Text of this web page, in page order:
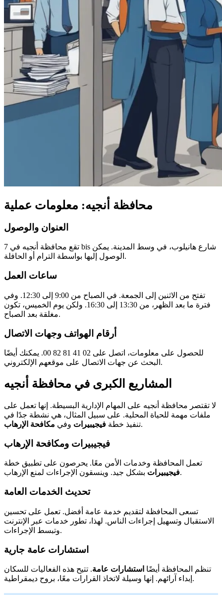
محافظة أنجيه: معلومات عملية
العنوان والوصول
تقع محافظة أنجيه في 7 bis شارع هانيلوب، في وسط المدينة. يمكن
الوصول إليها بواسطة الترام أو الحافلة.
ساعات العمل
تفتح من الاثنين إلى الجمعة. في الصباح من 9:00 إلى 12:30. وفي
فترة ما بعد الظهر، من 13:30 إلى 16:30. ولكن يوم الخميس، تكون
مغلقة بعد الصباح.
أرقام الهواتف وجهات الاتصال
للحصول على معلومات، اتصل على 02 41 81 82 00. يمكنك أيضًا
البحث عن جهات الاتصال على موقعهم الإلكتروني.
المشاريع الكبرى في محافظة أنجيه
لا تقتصر محافظة أنجيه على المهام الإدارية البسيطة. إنها تعمل على
ملفات مهمة للحياة المحلية. على سبيل المثال، هي نشطة جدًا في
تنفيذ خطة فيجيبيرات وفي مكافحة الإرهاب .
فيجيبيرات ومكافحة الإرهاب
تعمل المحافظة وخدمات الأمن معًا. يحرصون على تطبيق خطة
فيجيبيراتبشكل جيد. وينسقون الإجراءات لمنع الإرهاب.
تحديث الخدمات العامة
تسعى المحافظة لتقديم خدمة عامة أفضل. تعمل على تحسين
الاستقبال وتسهيل إجراءات الناس. لهذا، تطور خدمات عبر الإنترنت
وتبسط الإجراءات.
استشارات عامة جارية
تنظم المحافظة أيضًا استشارات عامة. تتيح هذه الفعاليات للسكان
إبداء آرائهم. إنها وسيلة لاتخاذ القرارات معًا، بروح ديمقراطية.